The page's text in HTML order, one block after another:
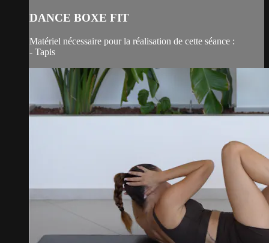
DANCE BOXE FIT
Matériel nécessaire pour la réalisation de cette séance :
- Tapis